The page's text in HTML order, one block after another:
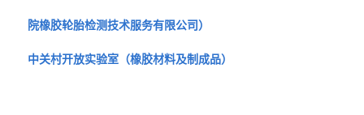
院橡胶轮胎检测技术服务有限公司）
中关村开放实验室（橡胶材料及制成品）